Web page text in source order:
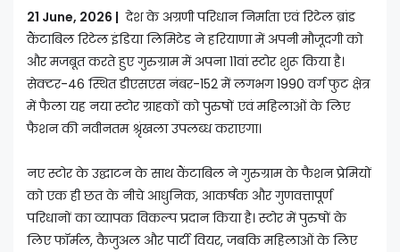
21 June, 2026 | देश के अग्रणी परिधान निर्माता एवं रिटेल ब्रांड
कैंटाबिल रिटेल इंडिया लिमिटेड ने हरियाणा में अपनी मौजूदगी को
और मजबूत करते हुए गुरुग्राम में अपना 11वां स्टोर शुरू किया है।
सेक्टर-46 स्थित डीएसएस नंबर-152 में लगभग 1990 वर्ग फुट क्षेत्र
में फैला यह नया स्टोर ग्राहकों को पुरुषों एवं महिलाओं के लिए
फैशन की नवीनतम श्रृंखला उपलब्ध कराएगा।
नए स्टोर के उद्घाटन के साथ कैंटाबिल ने गुरुग्राम के फैशन प्रेमियों
को एक ही छत के नीचे आधुनिक, आकर्षक और गुणवत्तापूर्ण
परिधानों का व्यापक विकल्प प्रदान किया है। स्टोर में पुरुषों के
लिए फॉर्मल, कैजुअल और पार्टी वियर, जबकि महिलाओं के लिए